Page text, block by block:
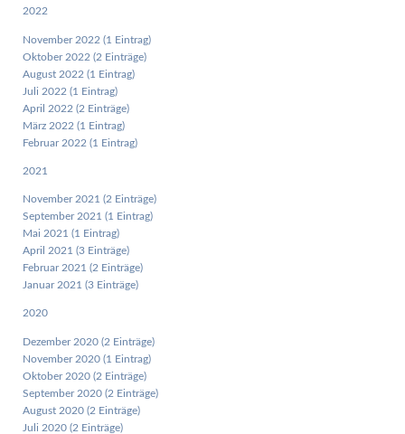
2022
November 2022 (1 Eintrag)
Oktober 2022 (2 Einträge)
August 2022 (1 Eintrag)
Juli 2022 (1 Eintrag)
April 2022 (2 Einträge)
März 2022 (1 Eintrag)
Februar 2022 (1 Eintrag)
2021
November 2021 (2 Einträge)
September 2021 (1 Eintrag)
Mai 2021 (1 Eintrag)
April 2021 (3 Einträge)
Februar 2021 (2 Einträge)
Januar 2021 (3 Einträge)
2020
Dezember 2020 (2 Einträge)
November 2020 (1 Eintrag)
Oktober 2020 (2 Einträge)
September 2020 (2 Einträge)
August 2020 (2 Einträge)
Juli 2020 (2 Einträge)